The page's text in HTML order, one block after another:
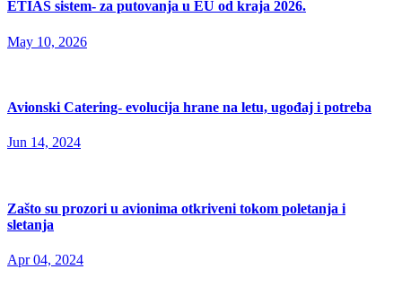
ETIAS sistem- za putovanja u EU od kraja 2026.
May 10, 2026
Avionski Catering- evolucija hrane na letu, ugođaj i potreba
Jun 14, 2024
Zašto su prozori u avionima otkriveni tokom poletanja i
sletanja
Apr 04, 2024